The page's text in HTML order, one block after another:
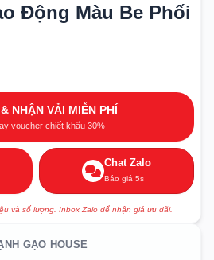
Động Màu Be Phối
NHẬN VẢI MIỄN PHÍ
voucher chiết khấu 30%
Chat Zalo
Báo giá 5s
và số lượng. Inbox Zalo để nhận giá ưu đãi.
GẠO HOUSE